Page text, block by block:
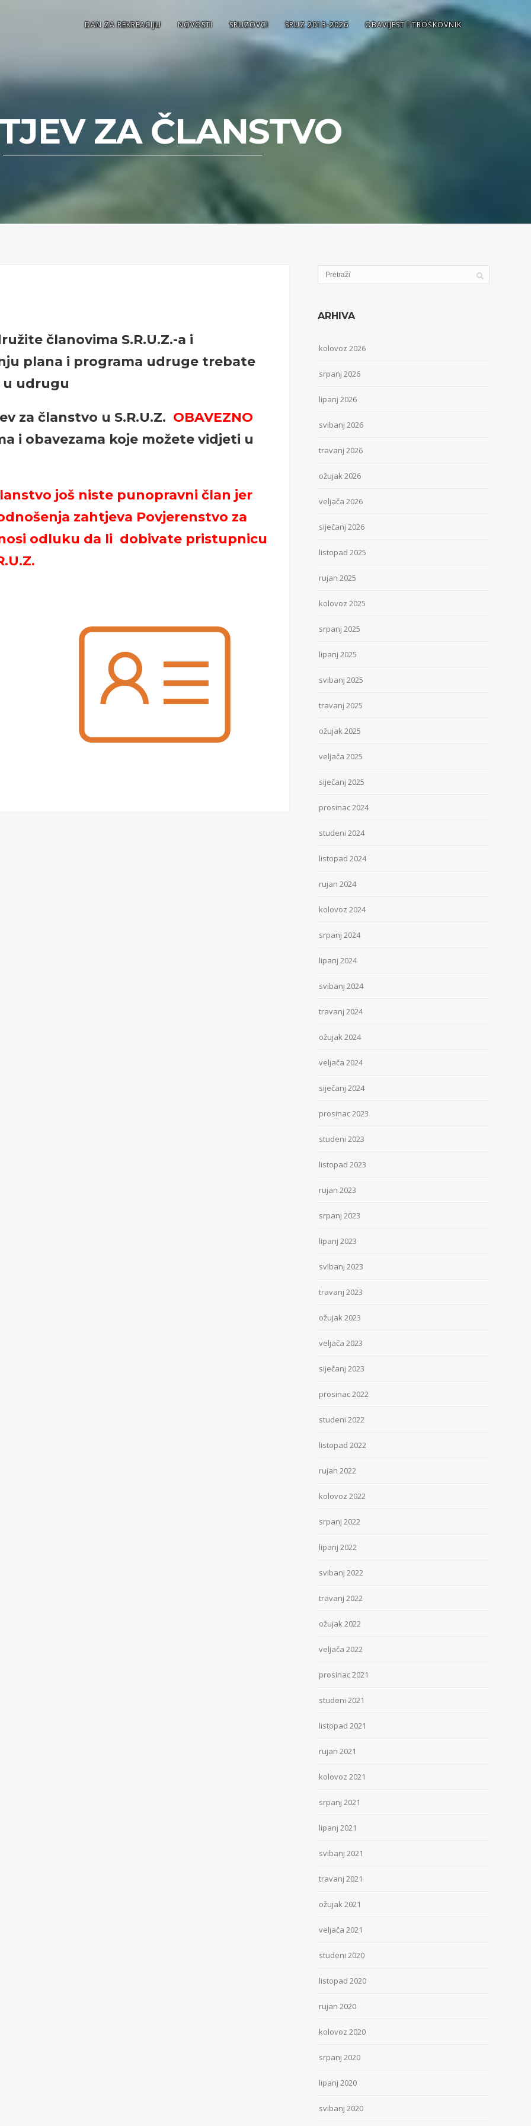
DAN ZA REKREACIJU NOVOSTI SRUZOVCI SRUZ 2013-2026 OBAVIJEST I TROŠKOVNIK
ZA ČLANSTVO
članovima S.R.U.Z.-a i
plana i programa udruge trebate
u udrugu
za članstvo u S.R.U.Z. OBAVEZNO
i obavezama koje možete vidjeti u
još niste punopravni član jer
zahtjeva Povjerenstvo za
odluku da li dobivate pristupnicu
ARHIVA
kolovoz 2026
srpanj 2026
lipanj 2026
svibanj 2026
travanj 2026
ožujak 2026
veljača 2026
siječanj 2026
listopad 2025
rujan 2025
kolovoz 2025
srpanj 2025
lipanj 2025
svibanj 2025
travanj 2025
ožujak 2025
veljača 2025
siječanj 2025
prosinac 2024
studeni 2024
listopad 2024
rujan 2024
kolovoz 2024
srpanj 2024
lipanj 2024
svibanj 2024
travanj 2024
ožujak 2024
veljača 2024
siječanj 2024
prosinac 2023
studeni 2023
listopad 2023
rujan 2023
srpanj 2023
lipanj 2023
svibanj 2023
travanj 2023
ožujak 2023
veljača 2023
siječanj 2023
prosinac 2022
studeni 2022
listopad 2022
rujan 2022
kolovoz 2022
srpanj 2022
lipanj 2022
svibanj 2022
travanj 2022
ožujak 2022
veljača 2022
prosinac 2021
studeni 2021
listopad 2021
rujan 2021
kolovoz 2021
srpanj 2021
lipanj 2021
svibanj 2021
travanj 2021
ožujak 2021
veljača 2021
studeni 2020
listopad 2020
rujan 2020
kolovoz 2020
srpanj 2020
lipanj 2020
svibanj 2020